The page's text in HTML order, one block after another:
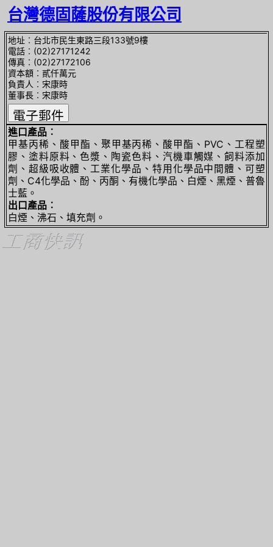
台灣德固薩股份有限公司
地址︰台北市民生東路三段133號9樓
電話︰(02)27171242
傳真︰(02)27172106
資本額︰貳仟萬元
負責人︰宋康時
董事長︰宋康時
進口產品︰
甲基丙稀、酸甲酯、聚甲基丙稀、酸甲酯、PVC、工程塑
膠、塗料原料、色漿、陶瓷色料、汽機車觸媒、飼料添加
劑、超級吸收體、工業化學品、特用化學品中間體、可塑
劑、C4化學品、酚、丙酮、有機化學品、白煙、黑煙、普魯
士藍。
出口產品︰
白煙、沸石、填充劑。